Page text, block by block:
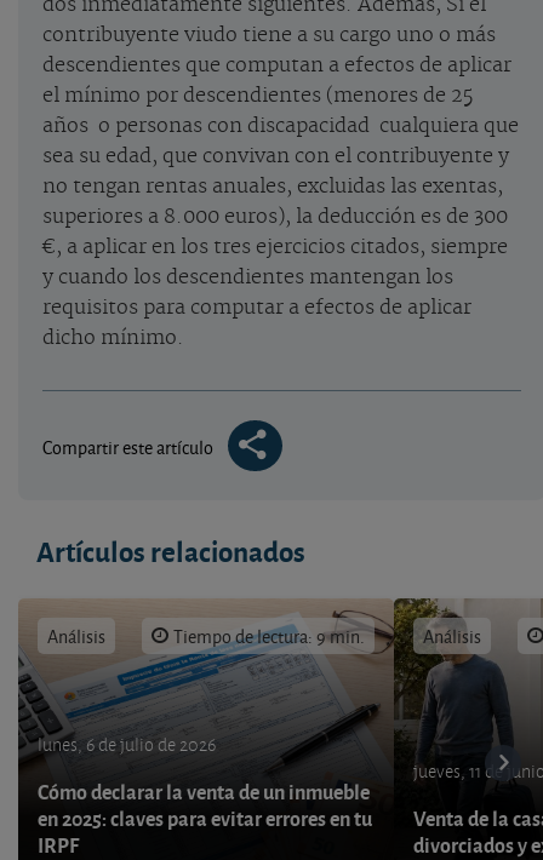
dos inmediatamente siguientes. Además, Si el
contribuyente viudo tiene a su cargo uno o más
descendientes que computan a efectos de aplicar
el mínimo por descendientes (menores de 25
años o personas con discapacidad cualquiera que
sea su edad, que convivan con el contribuyente y
no tengan rentas anuales, excluidas las exentas,
superiores a 8.000 euros), la deducción es de 300
€, a aplicar en los tres ejercicios citados, siempre
y cuando los descendientes mantengan los
requisitos para computar a efectos de aplicar
dicho mínimo.
Compartir este artículo
Artículos relacionados
Análisis Tiempo de lectura: 9 min.
lunes, 6 de julio de 2026
Cómo declarar la venta de un inmueble
en 2025: claves para evitar errores en tu
IRPF
Análisis
jueves, 11 de
Venta de la
divorciados y